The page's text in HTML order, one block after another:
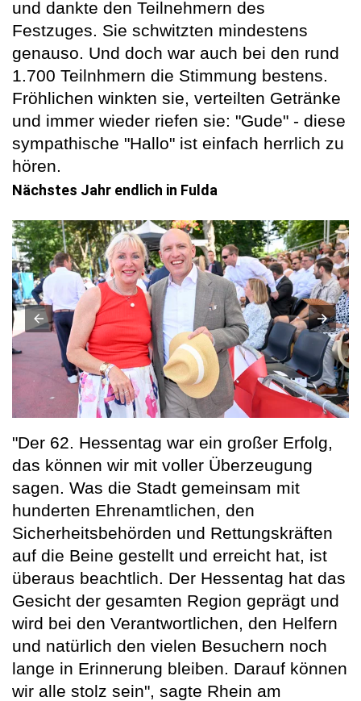
und dankte den Teilnehmern des
Festzuges. Sie schwitzten mindestens
genauso. Und doch war auch bei den rund
1.700 Teilnhmern die Stimmung bestens.
Fröhlichen winkten sie, verteilten Getränke
und immer wieder riefen sie: "Gude" - diese
sympathische "Hallo" ist einfach herrlich zu
hören.
Nächstes Jahr endlich in Fulda
"Der 62. Hessentag war ein großer Erfolg,
das können wir mit voller Überzeugung
sagen. Was die Stadt gemeinsam mit
hunderten Ehrenamtlichen, den
Sicherheitsbehörden und Rettungskräften
auf die Beine gestellt und erreicht hat, ist
überaus beachtlich. Der Hessentag hat das
Gesicht der gesamten Region geprägt und
wird bei den Verantwortlichen, den Helfern
und natürlich den vielen Besuchern noch
lange in Erinnerung bleiben. Darauf können
wir alle stolz sein", sagte Rhein am